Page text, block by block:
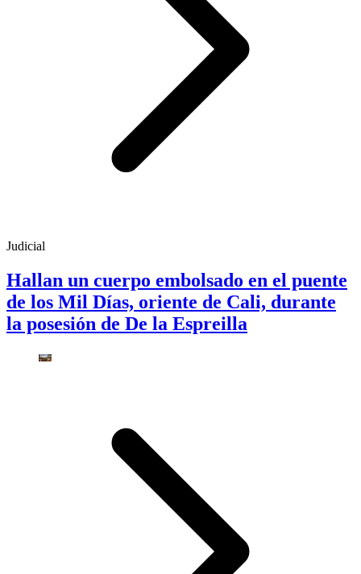
Judicial
Hallan un cuerpo embolsado en el puente
de los Mil Días, oriente de Cali, durante
la posesión de De la Espreilla